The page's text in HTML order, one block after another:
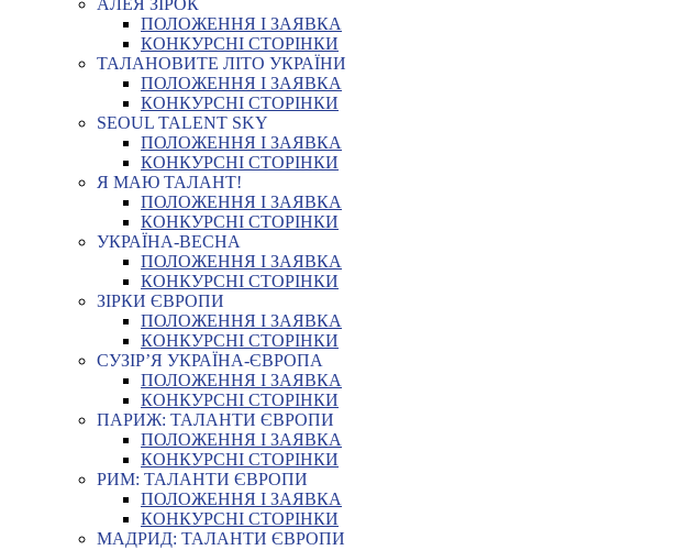
АЛЕЯ ЗІРОК
ПОЛОЖЕННЯ І ЗАЯВКА
КОНКУРСНІ СТОРІНКИ
ТАЛАНОВИТЕ ЛІТО УКРАЇНИ
ПОЛОЖЕННЯ І ЗАЯВКА
КОНКУРСНІ СТОРІНКИ
SEOUL TALENT SKY
ПОЛОЖЕННЯ І ЗАЯВКА
КОНКУРСНІ СТОРІНКИ
Я МАЮ ТАЛАНТ!
ПОЛОЖЕННЯ І ЗАЯВКА
КОНКУРСНІ СТОРІНКИ
УКРАЇНА-ВЕСНА
ПОЛОЖЕННЯ І ЗАЯВКА
КОНКУРСНІ СТОРІНКИ
ЗІРКИ ЄВРОПИ
ПОЛОЖЕННЯ І ЗАЯВКА
КОНКУРСНІ СТОРІНКИ
СУЗІР’Я УКРАЇНА-ЄВРОПА
ПОЛОЖЕННЯ І ЗАЯВКА
КОНКУРСНІ СТОРІНКИ
ПАРИЖ: ТАЛАНТИ ЄВРОПИ
ПОЛОЖЕННЯ І ЗАЯВКА
КОНКУРСНІ СТОРІНКИ
РИМ: ТАЛАНТИ ЄВРОПИ
ПОЛОЖЕННЯ І ЗАЯВКА
КОНКУРСНІ СТОРІНКИ
МАДРИД: ТАЛАНТИ ЄВРОПИ